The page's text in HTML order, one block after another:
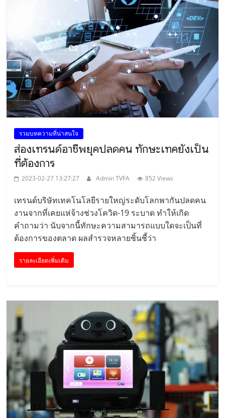
รวมบทความที่น่าสนใจ
ส่องเทรนด์อาชีพยุคปลดคน ทักษะเทคยังเป็น
ที่ต้องการ
2023-02-27 13:27:27 Admin TVFA 852 Views
เทรนด์บริษัทเทคโนโลยีรายใหญ่ระดับโลกพากันปลดคน
งานจากที่เคยแห่จ้างช่วงโควิด-19 ระบาด ทำให้เกิด
คำถามว่า นับจากนี้ทักษะความสามารถแบบใดจะเป็นที่
ต้องการของตลาด ผลสำรวจหลายชิ้นชี้ว่า
รายละเอียดเพิ่มเติม